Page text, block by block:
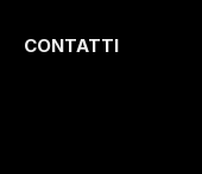
CONTATTI